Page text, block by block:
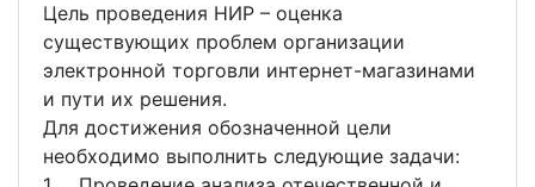
Цель проведения НИР – оценка
существующих проблем организации
электронной торговли интернет-магазинами
и пути их решения.
Для достижения обозначенной цели
необходимо выполнить следующие задачи: